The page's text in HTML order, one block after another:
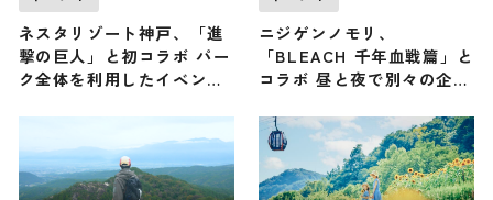
ネスタリゾート神戸、「進
撃の巨人」と初コラボ パー
ク全体を利用したイベント
ニジゲンノモリ、
「BLEACH 千年血戦篇」と
コラボ 昼と夜で別々の企画